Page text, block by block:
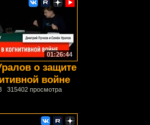
01:26:44
о защите
войне
315402 просмотра